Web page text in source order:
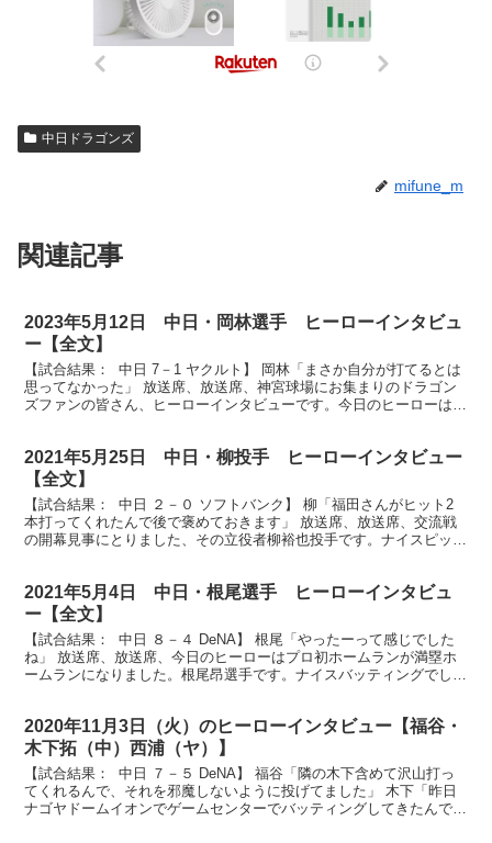
中日ドラゴンズ
mifune_m
関連記事
2023年5月12日 中日・岡林選手 ヒーローインタビュ
ー【全文】
【試合結果： 中日 7－1 ヤクルト】 岡林「まさか自分が打てるとは
思ってなかった」 放送席、放送席、神宮球場にお集まりのドラゴン
ズファンの皆さん、ヒーローインタビューです。今日のヒーローは先
2021年5月25日 中日・柳投手 ヒーローインタビュー
【全文】
【試合結果： 中日 ２－０ ソフトバンク】 柳「福田さんがヒット2
本打ってくれたんで後で褒めておきます」 放送席、放送席、交流戦
の開幕見事にとりました、その立役者柳裕也投手です。ナイスピッチ
2021年5月4日 中日・根尾選手 ヒーローインタビュ
ー【全文】
【試合結果： 中日 ８－４ DeNA】 根尾「やったーって感じでした
ね」 放送席、放送席、今日のヒーローはプロ初ホームランが満塁ホ
ームランになりました。根尾昂選手です。ナイスバッティングでし
2020年11月3日（火）のヒーローインタビュー【福谷・
木下拓（中）西浦（ヤ）】
【試合結果： 中日 ７－５ DeNA】 福谷「隣の木下含めて沢山打っ
てくれるんで、それを邪魔しないように投げてました」 木下「昨日
ナゴヤドームイオンでゲームセンターでバッティングしてきたんで、